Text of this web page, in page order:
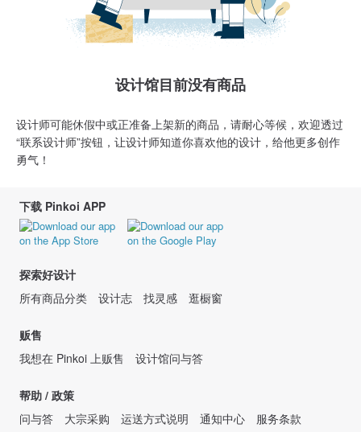
设计馆目前没有商品
设计师可能休假中或正准备上架新的商品，请耐心等候，欢迎透过
“联系设计师”按钮，让设计师知道你喜欢他的设计，给他更多创作
勇气！
下载 Pinkoi APP
探索好设计
所有商品分类
设计志 找灵感 逛橱窗
贩售
我想在 Pinkoi 上贩售
设计馆问与答
帮助 / 政策
问与答
大宗采购 运送方式说明 通知中心
服务条款